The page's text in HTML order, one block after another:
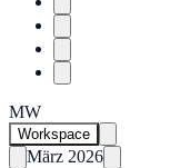
MW
Workspace
März 2026